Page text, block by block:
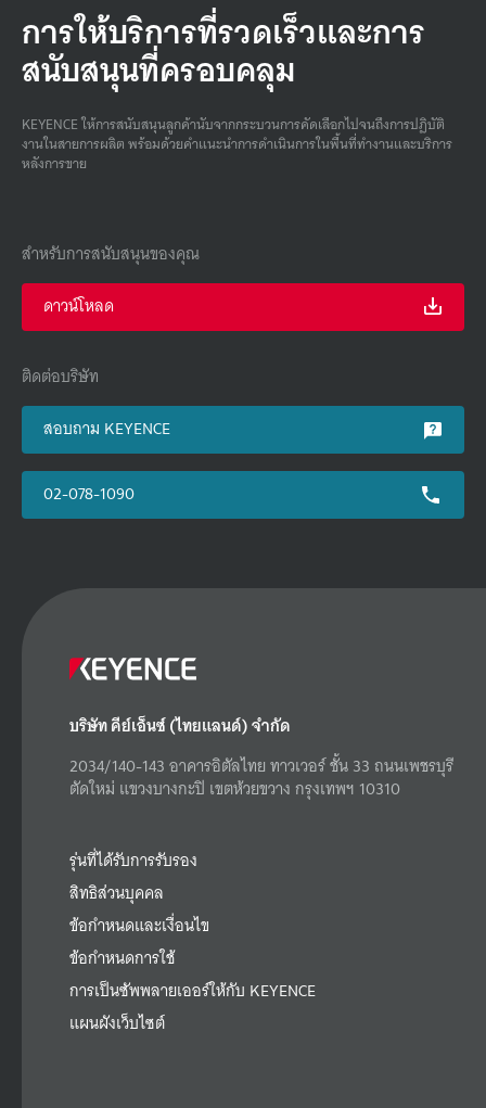
การให้บริการที่รวดเร็วและการ
สนับสนุนที่ครอบคลุม
KEYENCE ให้การสนับสนุนลูกค้านับจากกระบวนการคัดเลือกไปจนถึงการปฏิบัติ
งานในสายการผลิต พร้อมด้วยคําแนะนําการดําเนินการในพื้นที่ทํางานและบริการ
หลังการขาย
สำหรับการสนับสนุนของคุณ
ดาวน์โหลด
ติดต่อบริษัท
สอบถาม KEYENCE
02-078-1090
บริษัท คีย์เอ็นซ์ (ไทยแลนด์) จำกัด
2034/140-143 อาคารอิตัลไทย ทาวเวอร์ ชั้น 33 ถนนเพชรบุรี
ตัดใหม่ แขวงบางกะปิ เขตห้วยขวาง กรุงเทพฯ 10310
รุ่นที่ได้รับการรับรอง
สิทธิส่วนบุคคล
ข้อกำหนดและเงื่อนไข
ข้อกำหนดการใช้
การเป็นซัพพลายเออร์ให้กับ KEYENCE
แผนผังเว็บไซต์